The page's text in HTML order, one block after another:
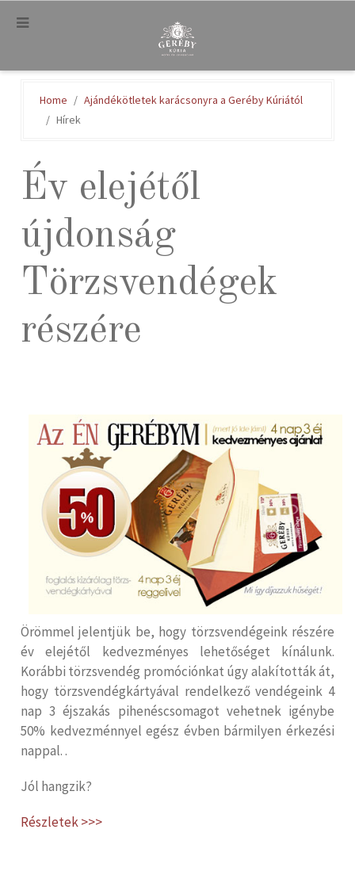
.
Home
Ajándékötletek karácsonyra a Geréby Kúriától
Hírek
Év elejétől
újdonság
Törzsvendégek
részére
Örömmel jelentjük be, hogy törzsvendégeink részére
év elejétől kedvezményes lehetőséget kínálunk.
Korábbi törzsvendég promóciónkat úgy alakították át,
hogy törzsvendégkártyával rendelkező vendégeink 4
nap 3 éjszakás pihenéscsomagot vehetnek igénybe
50% kedvezménnyel egész évben bármilyen érkezési
nappal. .
Jól hangzik?
Részletek >>>